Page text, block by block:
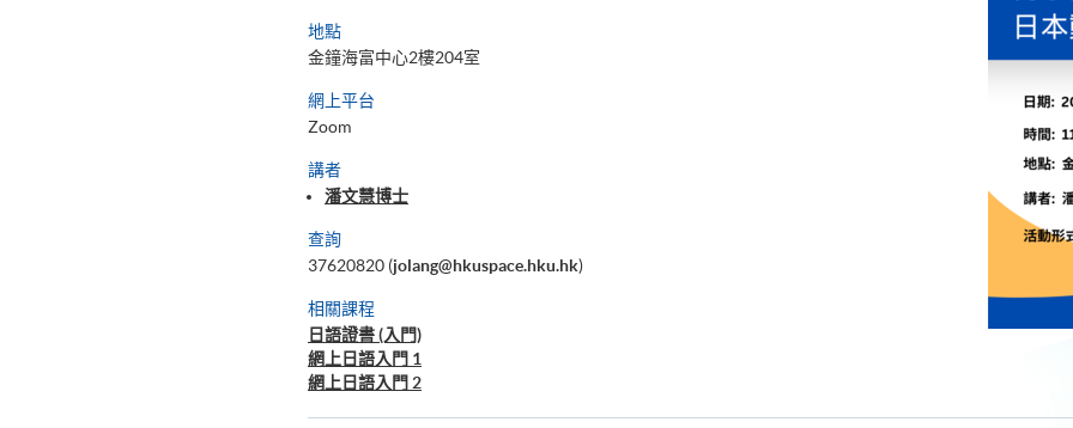
地點
金鐘海富中心2樓204室
網上平台
Zoom
講者
潘文慧博士
查詢
37620820 (jolang@hkuspace.hku.hk)
相關課程
日語證書 (入門)
網上日語入門 1
網上日語入門 2